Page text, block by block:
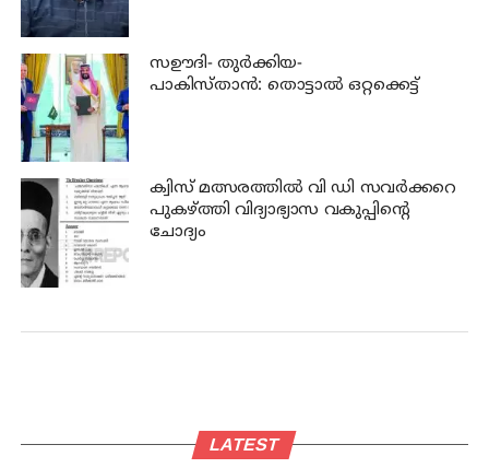
സഊദി- തുർക്കിയ-
പാകിസ്താൻ: തൊട്ടാൽ ഒറ്റക്കെട്ട്
ക്വിസ് മത്സരത്തില്‍ വി ഡി സവര്‍ക്കറെ
പുകഴ്ത്തി വിദ്യാഭ്യാസ വകുപ്പിന്റെ
ചോദ്യം
LATEST